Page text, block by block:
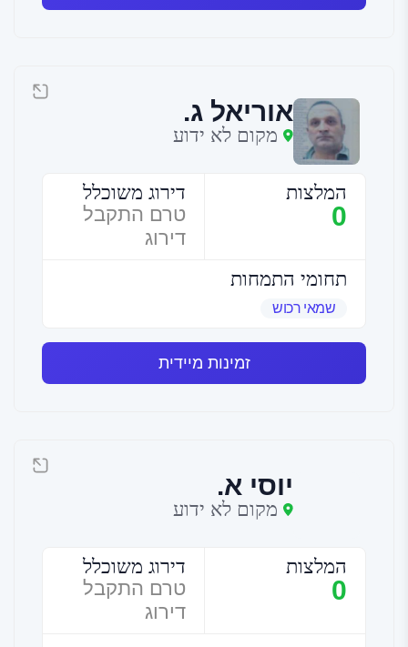
אוריאל ג.
מקום לא ידוע
המלצות
0
דירוג משוכלל
טרם התקבל
דירוג
תחומי התמחות
שמאי רכוש
זמינות מיידית
יוסי א.
מקום לא ידוע
המלצות
0
דירוג משוכלל
טרם התקבל
דירוג